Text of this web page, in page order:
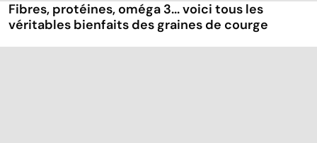
Fibres, protéines, oméga 3... voici tous les
véritables bienfaits des graines de courge